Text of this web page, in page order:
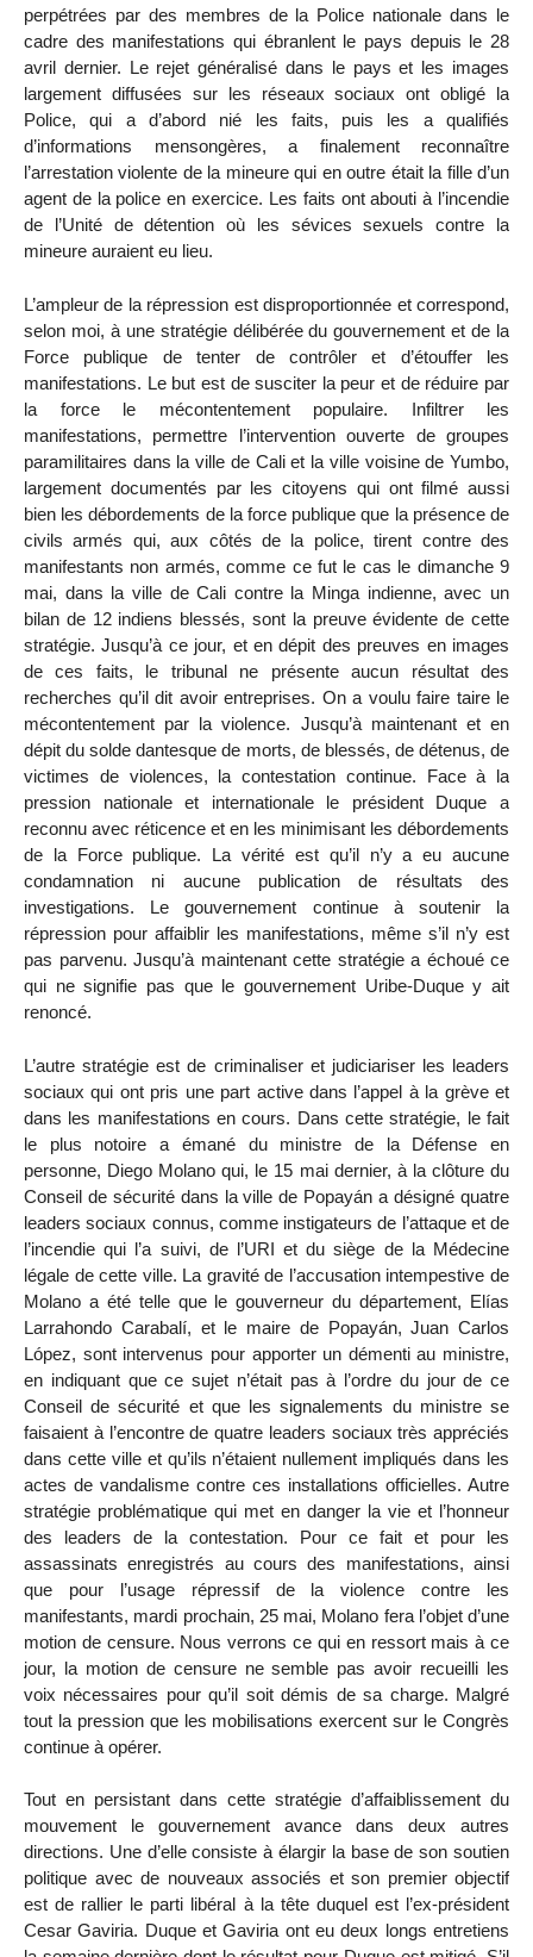
perpétrées par des membres de la Police nationale dans le
cadre des manifestations qui ébranlent le pays depuis le 28
avril dernier. Le rejet généralisé dans le pays et les images
largement diffusées sur les réseaux sociaux ont obligé la
Police, qui a d’abord nié les faits, puis les a qualifiés
d’informations mensongères, a finalement reconnaître
l’arrestation violente de la mineure qui en outre était la fille d’un
agent de la police en exercice. Les faits ont abouti à l’incendie
de l’Unité de détention où les sévices sexuels contre la
mineure auraient eu lieu.
L’ampleur de la répression est disproportionnée et correspond,
selon moi, à une stratégie délibérée du gouvernement et de la
Force publique de tenter de contrôler et d’étouffer les
manifestations. Le but est de susciter la peur et de réduire par
la force le mécontentement populaire. Infiltrer les
manifestations, permettre l’intervention ouverte de groupes
paramilitaires dans la ville de Cali et la ville voisine de Yumbo,
largement documentés par les citoyens qui ont filmé aussi
bien les débordements de la force publique que la présence de
civils armés qui, aux côtés de la police, tirent contre des
manifestants non armés, comme ce fut le cas le dimanche 9
mai, dans la ville de Cali contre la Minga indienne, avec un
bilan de 12 indiens blessés, sont la preuve évidente de cette
stratégie. Jusqu’à ce jour, et en dépit des preuves en images
de ces faits, le tribunal ne présente aucun résultat des
recherches qu’il dit avoir entreprises. On a voulu faire taire le
mécontentement par la violence. Jusqu’à maintenant et en
dépit du solde dantesque de morts, de blessés, de détenus, de
victimes de violences, la contestation continue. Face à la
pression nationale et internationale le président Duque a
reconnu avec réticence et en les minimisant les débordements
de la Force publique. La vérité est qu’il n’y a eu aucune
condamnation ni aucune publication de résultats des
investigations. Le gouvernement continue à soutenir la
répression pour affaiblir les manifestations, même s’il n’y est
pas parvenu. Jusqu’à maintenant cette stratégie a échoué ce
qui ne signifie pas que le gouvernement Uribe-Duque y ait
renoncé.
L’autre stratégie est de criminaliser et judiciariser les leaders
sociaux qui ont pris une part active dans l’appel à la grève et
dans les manifestations en cours. Dans cette stratégie, le fait
le plus notoire a émané du ministre de la Défense en
personne, Diego Molano qui, le 15 mai dernier, à la clôture du
Conseil de sécurité dans la ville de Popayán a désigné quatre
leaders sociaux connus, comme instigateurs de l’attaque et de
l’incendie qui l’a suivi, de l’URI et du siège de la Médecine
légale de cette ville. La gravité de l’accusation intempestive de
Molano a été telle que le gouverneur du département, Elías
Larrahondo Carabalí, et le maire de Popayán, Juan Carlos
López, sont intervenus pour apporter un démenti au ministre,
en indiquant que ce sujet n’était pas à l’ordre du jour de ce
Conseil de sécurité et que les signalements du ministre se
faisaient à l’encontre de quatre leaders sociaux très appréciés
dans cette ville et qu’ils n’étaient nullement impliqués dans les
actes de vandalisme contre ces installations officielles. Autre
stratégie problématique qui met en danger la vie et l’honneur
des leaders de la contestation. Pour ce fait et pour les
assassinats enregistrés au cours des manifestations, ainsi
que pour l’usage répressif de la violence contre les
manifestants, mardi prochain, 25 mai, Molano fera l’objet d’une
motion de censure. Nous verrons ce qui en ressort mais à ce
jour, la motion de censure ne semble pas avoir recueilli les
voix nécessaires pour qu’il soit démis de sa charge. Malgré
tout la pression que les mobilisations exercent sur le Congrès
continue à opérer.
Tout en persistant dans cette stratégie d’affaiblissement du
mouvement le gouvernement avance dans deux autres
directions. Une d’elle consiste à élargir la base de son soutien
politique avec de nouveaux associés et son premier objectif
est de rallier le parti libéral à la tête duquel est l’ex-président
Cesar Gaviria. Duque et Gaviria ont eu deux longs entretiens